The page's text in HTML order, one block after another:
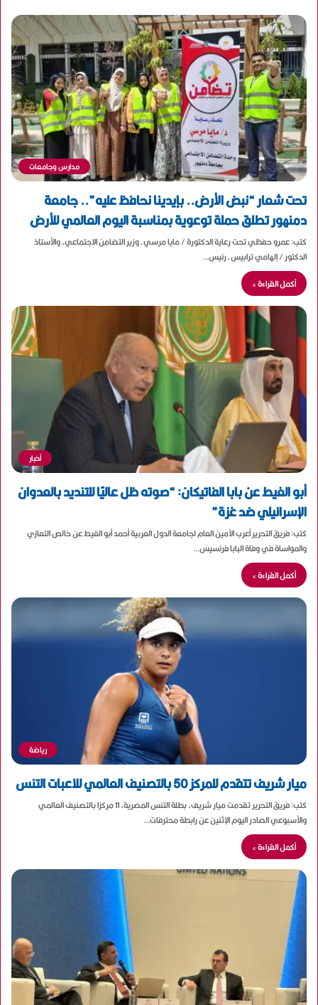
مدارس وجامعات
تحت شعار “نبض الأرض.. بإيدينا نحافظ عليه”.. جامعة
دمنهور تطلق حملة توعوية بمناسبة اليوم العالمي للأرض
كتب: عمرو حفظي تحت رعاية الدكتورة / مايا مرسي ـ وزير التضامن الاجتماعي، والأستاذ
الدكتور / إلهامي ترابيس ـ رئيس…
أكمل القراءة »
أخبار
أبو الغيط عن بابا الفاتيكان: “صوته ظل عاليًا للتنديد بالعدوان
الإسرائيلي ضد غزة”
كتب: فريق التحرير أعرب الأمين العام لجامعة الدول العربية أحمد أبو الغيط عن خالص التعازي
والمواساة في وفاة ‎البابا فرنسيس…
أكمل القراءة »
رياضة
ميار شريف تتقدم للمركز 50 بالتصنيف العالمي للاعبات التنس
كتب: فريق التحرير تقدمت ميار شريف، بطلة التنس المصرية، 11 مركزا بالتصنيف العالمي
والأسبوعي الصادر اليوم الإثنين عن رابطة محترفات…
أكمل القراءة »